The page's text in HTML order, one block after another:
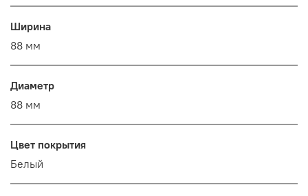
Ширина
88 мм
Диаметр
88 мм
Цвет покрытия
Белый